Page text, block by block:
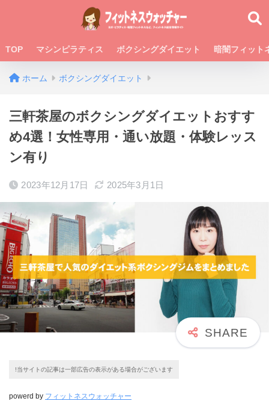
TOP マシンピラティス ボクシングダイエット 暗闇フィット
ホーム ボクシングダイエット
三軒茶屋のボクシングダイエットおすす
め4選！女性専用・通い放題・体験レッス
ン有り
2023年12月17日 2025年3月1日
!当サイトの記事は一部広告の表示がある場合がございます
powerd by フィットネスウォッチャー